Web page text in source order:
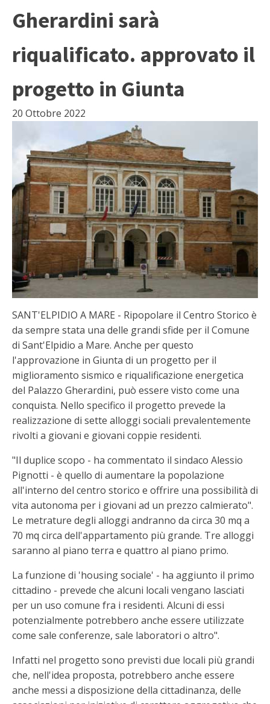
Gherardini sarà
riqualificato. approvato il
progetto in Giunta
20 Ottobre 2022
SANT'ELPIDIO A MARE - Ripopolare il Centro Storico è
da sempre stata una delle grandi sfide per il Comune
di Sant'Elpidio a Mare. Anche per questo
l'approvazione in Giunta di un progetto per il
miglioramento sismico e riqualificazione energetica
del Palazzo Gherardini, può essere visto come una
conquista. Nello specifico il progetto prevede la
realizzazione di sette alloggi sociali prevalentemente
rivolti a giovani e giovani coppie residenti.
"Il duplice scopo - ha commentato il sindaco Alessio
Pignotti - è quello di aumentare la popolazione
all'interno del centro storico e offrire una possibilità di
vita autonoma per i giovani ad un prezzo calmierato".
Le metrature degli alloggi andranno da circa 30 mq a
70 mq circa dell'appartamento più grande. Tre alloggi
saranno al piano terra e quattro al piano primo.
La funzione di 'housing sociale' - ha aggiunto il primo
cittadino - prevede che alcuni locali vengano lasciati
per un uso comune fra i residenti. Alcuni di essi
potenzialmente potrebbero anche essere utilizzate
come sale conferenze, sale laboratori o altro".
Infatti nel progetto sono previsti due locali più grandi
che, nell'idea proposta, potrebbero anche essere
anche messi a disposizione della cittadinanza, delle